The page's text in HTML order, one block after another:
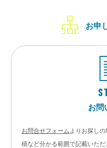
お申
お問
お問合せフォーム よりお探し
積など分かる範囲で記載いただ